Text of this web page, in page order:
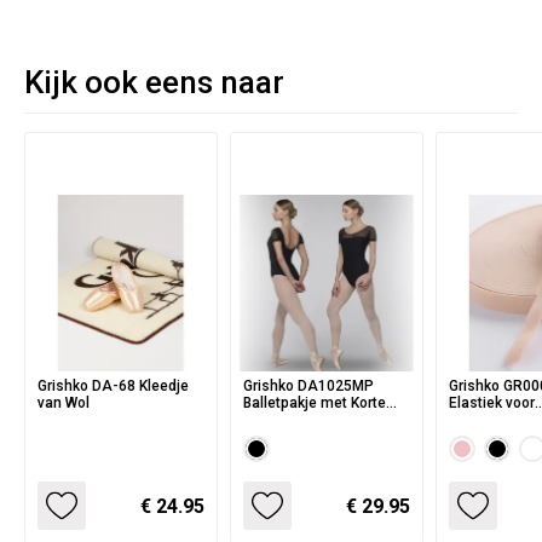
Kijk ook eens naar
Grishko DA-68 Kleedje
van Wol
€ 24.95
Grishko DA1025MP
Balletpakje met Korte
€ 29.95
Grishko
Elastiek voor
Spitzen